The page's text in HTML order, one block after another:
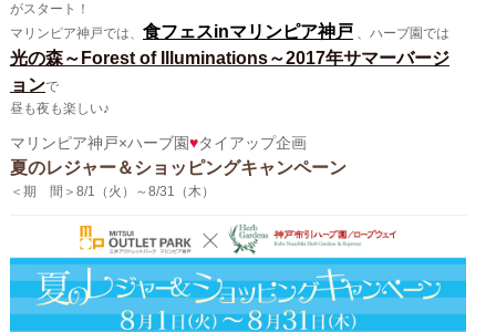
がスタート！
マリンピア神戸では、 食フェスinマリンピア神戸 、ハーブ園では
光の森～Forest of Illuminations～2017年サマーバージ
ョンで
昼も夜も楽しい♪
マリンピア神戸×ハーブ園♥タイアップ企画
夏のレジャー＆ショッピングキャンペーン
＜期 間＞8/1（火）～8/31（木）